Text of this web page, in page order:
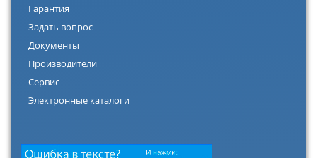
Гарантия
Задать вопрос
Документы
Производители
Сервис
Электронные каталоги